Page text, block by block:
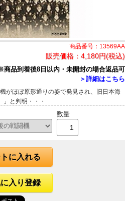
商品番号：13569AA
販売価格： 4,180円(税込)
商品到着後8日以内・未開封の場合返品可
＞詳細はこちら
がほぼ原形通りの姿で発見され、旧日本海
と判明・・・
数量
に入れる
入り登録